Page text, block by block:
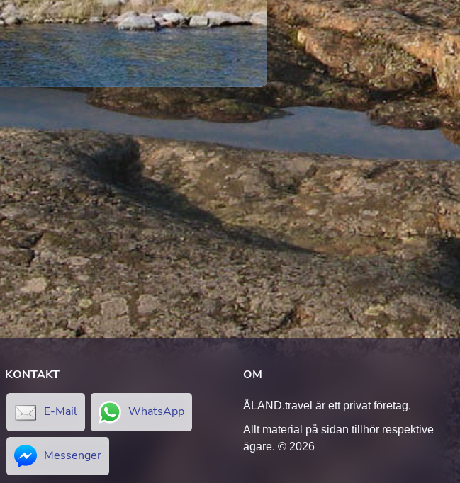
KONTAKT
E-Mail WhatsApp
Messenger
OM
ÅLAND.travel är ett privat företag.
Allt material på sidan tillhör respektive
ägare. © 2026